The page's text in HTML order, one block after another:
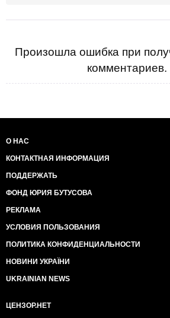
Произошла ошибка при
комментариев.
О НАС
КОНТАКТНАЯ ИНФОРМАЦИЯ
ПОДДЕРЖАТЬ
ФОНД ЮРИЯ БУТУСОВА
РЕКЛАМА
УСЛОВИЯ ПОЛЬЗОВАНИЯ
ПОЛИТИКА КОНФИДЕНЦИАЛЬНОСТИ
НОВИНИ УКРАЇНИ
UKRAINIAN NEWS
ЦЕНЗОР.НЕТ